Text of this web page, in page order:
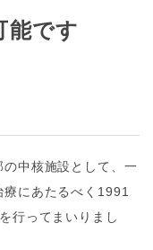
能です
中核施設として、一
にあたるべく1991
行ってまいりまし